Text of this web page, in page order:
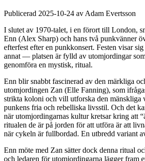
Publicerad 2025-10-24 av Adam Evertsson
I slutet av 1970-talet, i en förort till London,
Enn (Alex Sharp) och hans två punkvänner
efterfest efter en punkkonsert. Festen visar
annat — platsen är fylld av utomjordingar
genomföra en mystisk, ritual.
Enn blir snabbt fascinerad av den märkliga
utomjordingen Zan (Elle Fanning), som
strikta koloni och vill utforska den mänskliga
punkens fria och rebelliska livsstil. Och det
när utomjordingarnas kultur kretsar kring att
ritualen de är på jorden för att utföra är att
när cykeln är fullbordad. En utbredd variant
Enn möte med Zan sätter dock denna ritual
och ledaren för utomjordingarna lägger fram